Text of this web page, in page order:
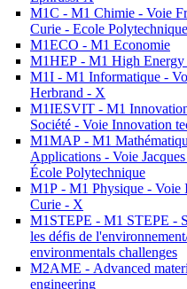
M1C - M1 Chimie - Voie
Curie - Ecole Polytechnique
M1ECO - M1 Economie
M1HEP - M1 High Energy
M1I - M1 Informatique -
Herbrand - X
M1IESVIT - M1
Société - Voie Innovation
M1MAP - M1
Applications - Voie
École Polytechnique
M1P - M1 Physique - Voie
Curie - X
M1STEPE - M1 STEPE -
les défis de
environmentals challenges
M2AME - Advanced
engineering